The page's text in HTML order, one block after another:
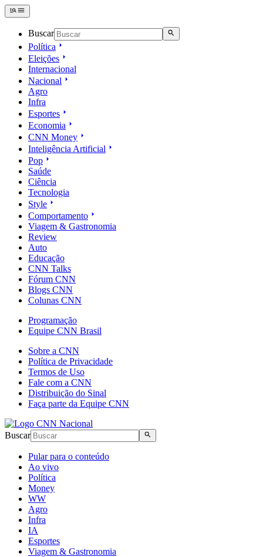
Buscar
Política
Eleições
Internacional
Nacional
Agro
Infra
Esportes
Economia
CNN Money
Inteligência Artificial
Pop
Saúde
Ciência
Tecnologia
Style
Comportamento
Viagem & Gastronomia
Review
Auto
Educação
CNN Talks
Fórum CNN
Blogs CNN
Colunas CNN
Programação
Equipe CNN Brasil
Sobre a CNN
Política de Privacidade
Termos de Uso
Fale com a CNN
Distribuição do Sinal
Faça parte da Equipe CNN
Buscar
Pular para o conteúdo
Ao vivo
Política
Money
WW
Agro
Infra
IA
Esportes
Viagem & Gastronomia